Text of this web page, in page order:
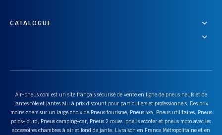
CATALOGUE
Air-pneus.com est un site français sécurisé de vente en ligne de pneus neufs et de
jantes tôle et jantes alu à prix discount pour particuliers et professionnels. Des prix
moins chers sur un large choix de Pneus tourisme, Pneus 4x4, Pneus utilitaires, Pneus
poids-lourd, Pneus camping-car, Pneus 2 roues: pneus scooter et pneus moto avec les
accessoires chambres à air et fond de jante. Livraison en France Métropolitaine et en